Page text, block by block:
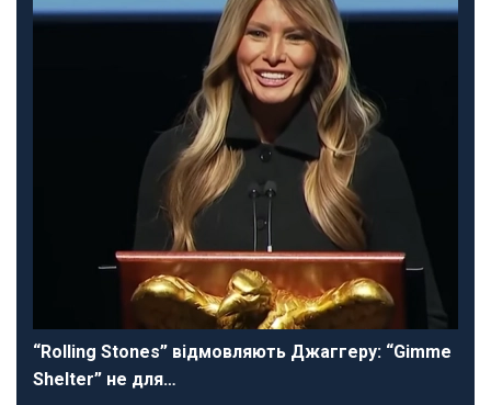
“Rolling Stones” відмовляють Джаггеру: “Gimme
Shelter” не для…